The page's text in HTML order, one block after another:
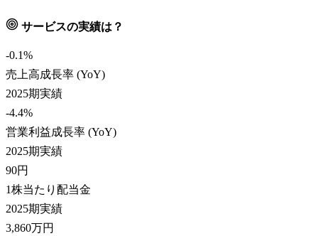
サービスの実績は？
-0.1%
売上高成長率 (YoY)
2025期実績
-4.4%
営業利益成長率 (YoY)
2025期実績
90円
1株当たり配当金
2025期実績
3,860万円